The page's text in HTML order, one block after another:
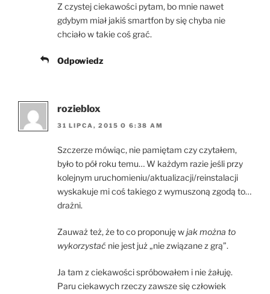
Z czystej ciekawości pytam, bo mnie nawet
gdybym miał jakiś smartfon by się chyba nie
chciało w takie coś grać.
Odpowiedz
rozieblox
31 LIPCA, 2015 O 6:38 AM
Szczerze mówiąc, nie pamiętam czy czytałem,
było to pół roku temu… W każdym razie jeśli przy
kolejnym uruchomieniu/aktualizacji/reinstalacji
wyskakuje mi coś takiego z wymuszoną zgodą to…
drażni.
Zauważ też, że to co proponuję wjak można to
wykorzystać nie jest już „nie związane z grą”.
Ja tam z ciekawości spróbowałem i nie żałuję.
Paru ciekawych rzeczy zawsze się człowiek